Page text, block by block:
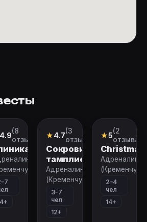
4.9(8
отзывов)
Квест
★4.7(3
отзыва)
Сокровища
тамплиеров
Адреналин
(Кременчуг)
3–7
чел
12+
VR-
квест
★5(2
отзыва)
Christmas
Адреналин
(Кременчуг)
2–4
чел
14+